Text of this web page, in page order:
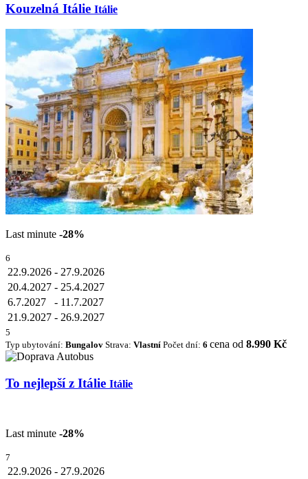
Kouzelná Itálie Itálie
Last minute -28%
6
22.9.2026 - 27.9.2026
20.4.2027 - 25.4.2027
6.7.2027
- 11.7.2027
21.9.2027 - 26.9.2027
5
Typ ubytování: Bungalov Strava: Vlastní Počet dní: 6 cena od 8.990 Kč
To nejlepší z Itálie Itálie
Last minute -28%
7
22.9.2026 - 27.9.2026